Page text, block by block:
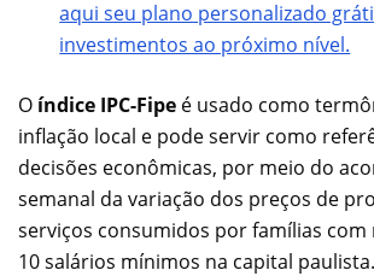
aqui seu plano personalizado
investimentos ao próximo nível.
O índice IPC-Fipe é usado como
inflação local e pode servir como
decisões econômicas, por meio do
semanal da variação dos preços de
serviços consumidos por famílias com
10 salários mínimos na capital paulista.